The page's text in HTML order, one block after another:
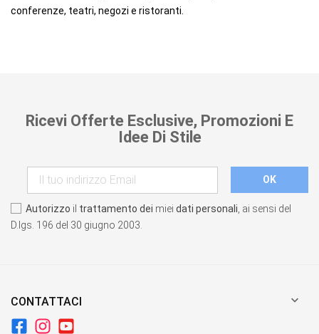
conferenze, teatri, negozi e ristoranti.
Ricevi Offerte Esclusive, Promozioni E
Idee Di Stile
Autorizzo il trattamento dei miei dati personali , ai sensi del
D.lgs. 196 del 30 giugno 2003.
CONTATTACI 